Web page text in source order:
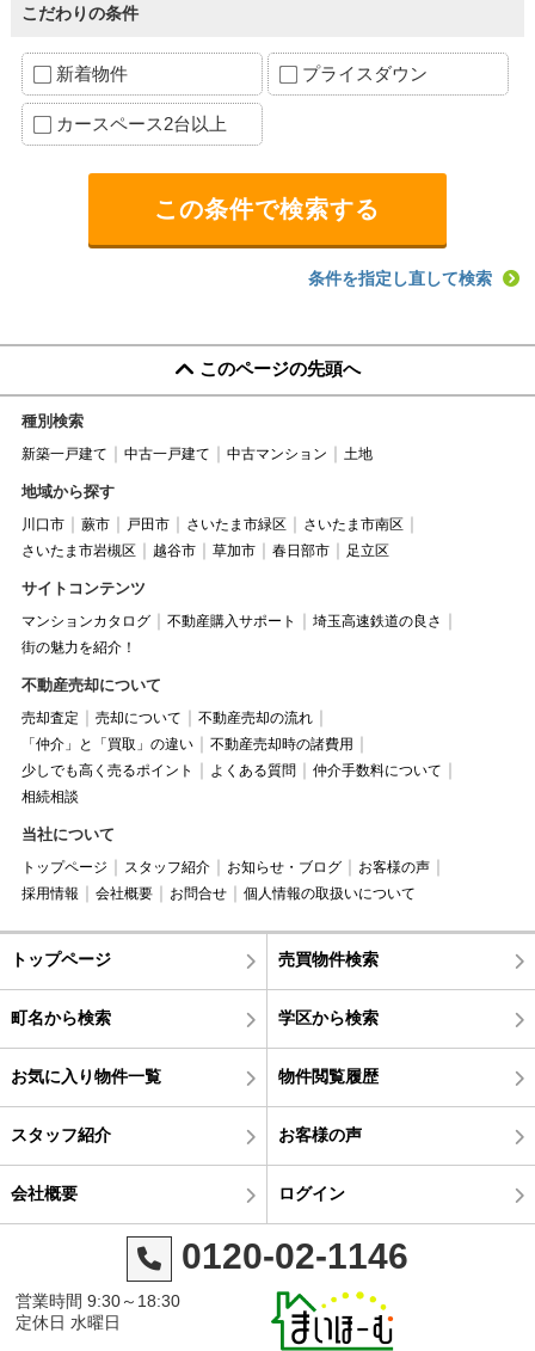
こだわりの条件
新着物件 プライスダウン
カースペース2台以上
条件を指定し直して検索
このページの先頭へ
種別検索
新築一戸建て 中古一戸建て 中古マンション 土地
地域から探す
川口市 蕨市 戸田市 さいたま市緑区
さいたま市南区
さいたま市岩槻区
越谷市 草加市 春日部市 足立区
サイトコンテンツ
マンションカタログ 不動産購入サポート
埼玉高速鉄道の良さ
街の魅力を紹介！
不動産売却について
売却査定 売却について
不動産売却の流れ
「仲介」と「買取」の違い
不動産売却時の諸費用
少しでも高く売るポイント
よくある質問
仲介手数料について
相続相談
当社について
トップページ スタッフ紹介 お知らせ・ブログ
お客様の声
採用情報
会社概要 お問合せ 個人情報の取扱いについて
トップページ 売買物件検索
町名から検索 学区から検索
お気に入り物件一覧 物件閲覧履歴
スタッフ紹介 お客様の声
会社概要 ログイン
0120-02-1146
営業時間 9:30～18:30
定休日 水曜日